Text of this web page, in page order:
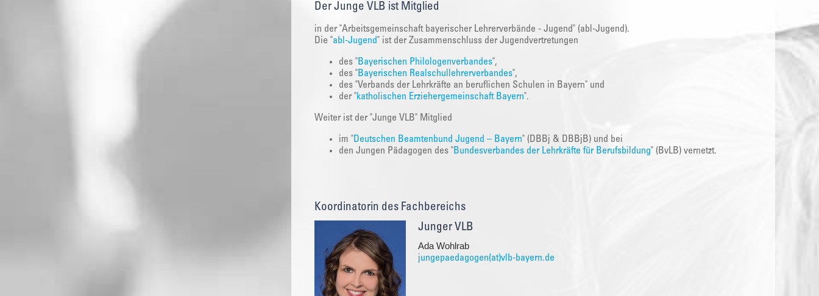
Der Junge VLB ist Mitglied
in der "Arbeitsgemeinschaft bayerischer Lehrerverbände - Jugend" (abl-Jugend).
Die "abl-Jugend" ist der Zusammenschluss der Jugendvertretungen
des "Bayerischen Philologenverbandes",
des "Bayerischen Realschullehrerverbandes",
des "Verbands der Lehrkräfte an beruflichen Schulen in Bayern" und
der "katholischen Erziehergemeinschaft Bayern".
Weiter ist der "Junge VLB" Mitglied
im "Deutschen Beamtenbund Jugend – Bayern" (DBBj & DBBjB) und bei
den Jungen Pädagogen des "Bundesverbandes der Lehrkräfte für Berufsbildung" (BvLB) vernetzt.
Koordinatorin des Fachbereichs
Junger VLB
Ada Wohlrab
jungepaedagogen(at)vlb-bayern.de